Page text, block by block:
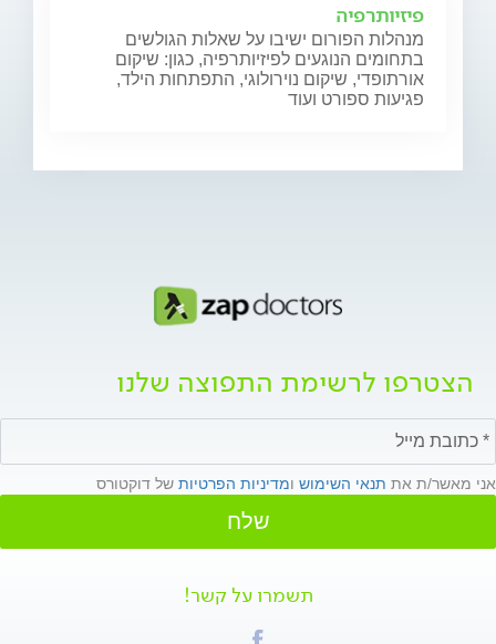
פיזיותרפיה
מנהלות הפורום ישיבו על שאלות הגולשים
בתחומים הנוגעים לפיזיותרפיה, כגון: שיקום
אורתופדי, שיקום נוירולוגי, התפתחות הילד,
פגיעות ספורט ועוד
הצטרפו לרשימת התפוצה שלנו
אני מאשר/ת את תנאי השימוש ומדיניות הפרטיות של דוקטורס
שלח
תשמרו על קשר!